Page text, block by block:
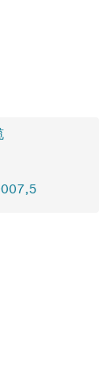
007,5